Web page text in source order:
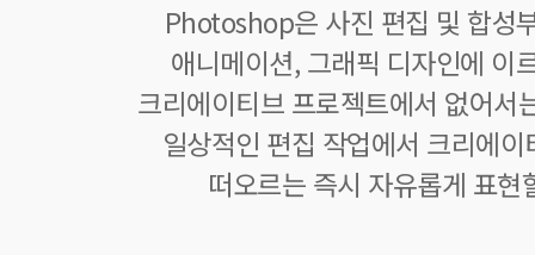
Photoshop은 사진 편집 및 합성
애니메이션, 그래픽 디자인에 이
크리에이티브 프로젝트에서 없어서
일상적인 편집 작업에서 크리에
떠오르는 즉시 자유롭게 표현